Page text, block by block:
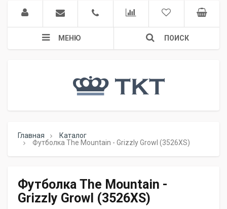
МЕНЮ ПОИСК
Главная
Каталог
Футболка The Mountain - Grizzly Growl (3526XS)
Футболка The Mountain -
Grizzly Growl (3526XS)